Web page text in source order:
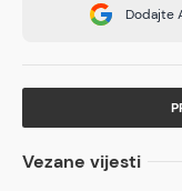
Dodajte
Vezane vijesti